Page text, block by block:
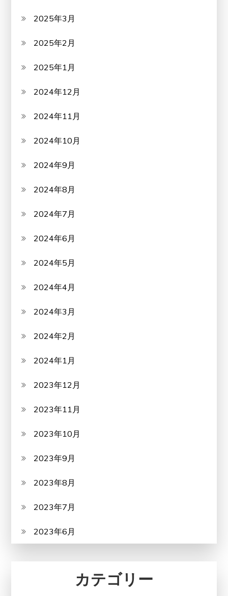
2025年3月
2025年2月
2025年1月
2024年12月
2024年11月
2024年10月
2024年9月
2024年8月
2024年7月
2024年6月
2024年5月
2024年4月
2024年3月
2024年2月
2024年1月
2023年12月
2023年11月
2023年10月
2023年9月
2023年8月
2023年7月
2023年6月
カテゴリー